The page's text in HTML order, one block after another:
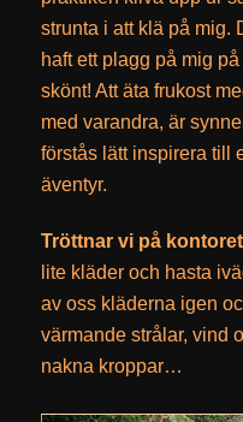
strunta i att klä på mig.
haft ett plagg på mig
skönt! Att äta frukost
med varandra, är
förstås lätt inspirera till
äventyr.
Tröttnar vi på kontoret
lite kläder och hasta
av oss kläderna igen
värmande strålar, vind
nakna kroppar…